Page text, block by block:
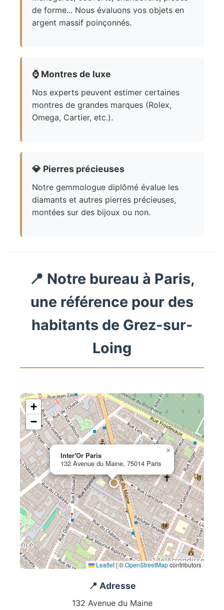
de forme... Nous évaluons vos objets en
argent massif poinçonnés.
⌚ Montres de luxe
Nos experts peuvent estimer certaines
montres de grandes marques (Rolex,
Omega, Cartier, etc.).
💎 Pierres précieuses
Notre gemmologue diplômé évalue les
diamants et autres pierres précieuses,
montées sur des bijoux ou non.
📍 Notre bureau à Paris,
une référence pour des
habitants de Grez-sur-
Loing
Inter'Or Paris
132 Avenue du Maine, 75014 Paris
×
+
−
Leaflet | ©OpenStreetMapcontributors
📍 Adresse
132 Avenue du Maine